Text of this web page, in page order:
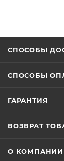
СПОСОБЫ
СПОСОБЫ
ГАРАНТИЯ
ВОЗВРАТ
О КОМПАНИИ